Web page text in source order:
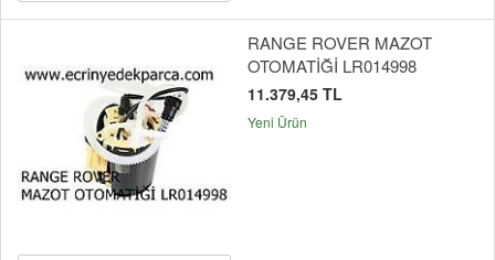
RANGE ROVER MAZOT
OTOMATİĞİ LR014998
11.379,45 TL
Yeni Ürün